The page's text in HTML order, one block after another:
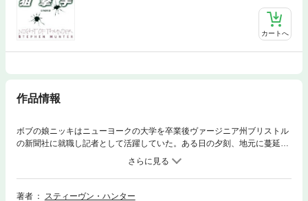
カートへ
作品情報
ボブの娘ニッキはニューヨークの大学を卒業後ヴァージニア州ブリストル
の新聞社に就職し記者として活躍していた。ある日の夕刻、地元に蔓延し
つつある覚醒剤汚染の取材を終え車で帰路についていた道中、山道で彼女
の車は正体不明の車に体当たり攻撃を受けた。攻撃を2度まではかわした
が、3度目はたまらず彼女は車もろとも森の中へ突っ込んでしまった。ニ
ッキが昏睡状態で入院中との一報を受けたボブは急遽現地へ飛ぶ。そこ
著者
スティーヴン・ハンター